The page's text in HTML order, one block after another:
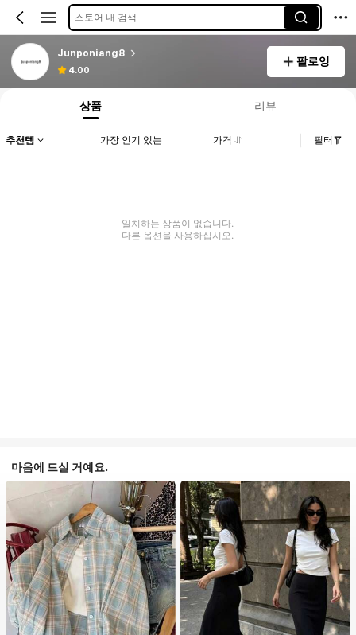
스토어 내 검색
Junponiang8
4.00
팔로잉
상품 리뷰
추천템 가장 인기 있는 가격 필터
일치하는 상품이 없습니다.
다른 옵션을 사용하십시오.
마음에 드실 거예요.